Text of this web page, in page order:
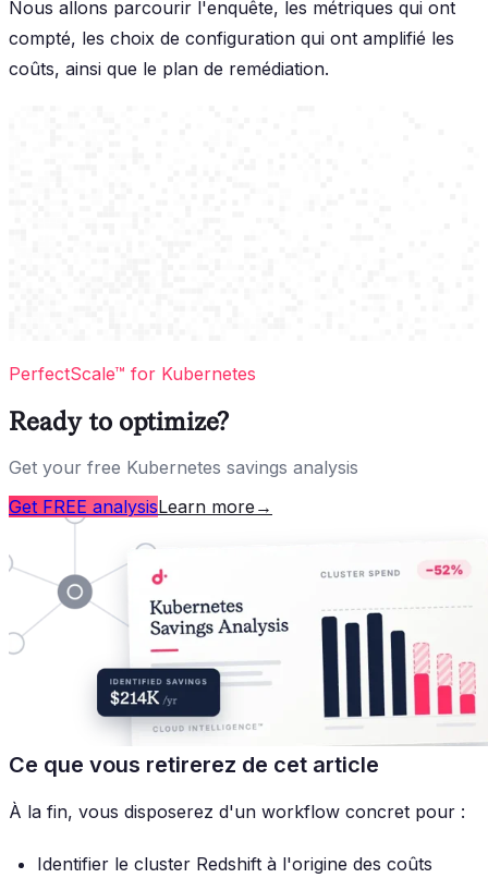
Nous allons parcourir l'enquête, les métriques qui ont
compté, les choix de configuration qui ont amplifié les
coûts, ainsi que le plan de remédiation.
PerfectScale™ for Kubernetes
Ready to optimize?
Get your free Kubernetes savings analysis
Get FREE analysisLearn more →
Ce que vous retirerez de cet article
À la fin, vous disposerez d'un workflow concret pour :
Identifier le cluster Redshift à l'origine des coûts